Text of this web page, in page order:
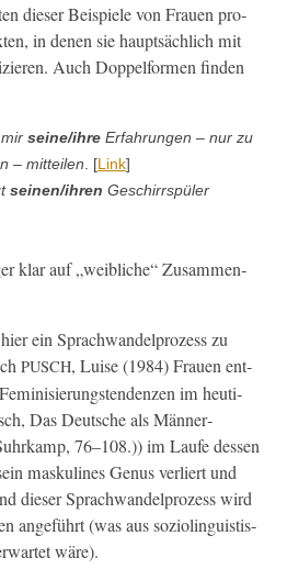
dieser Beispiele von Frauen pro­
in denen sie haupt­säch­lich mit
Auch Dop­pelfor­men find­en
seine/ihre Erfahrun­gen – nur zu
– mit­teilen . [Link]
seinen/ihren Geschirrspüler
klar auf „weib­liche“ Zusam­men­
ein Sprach­wan­del­prozess zu
PUSCH, Luise (1984) Frauen ent­
im heuti­
Das Deutsche als Män­ner­
76–108.)) im Laufe dessen
masku­lines Genus ver­liert und
dieser Sprach­wan­del­prozess wird
ange­führt (was aus sozi­olin­guis­tis­
wäre).